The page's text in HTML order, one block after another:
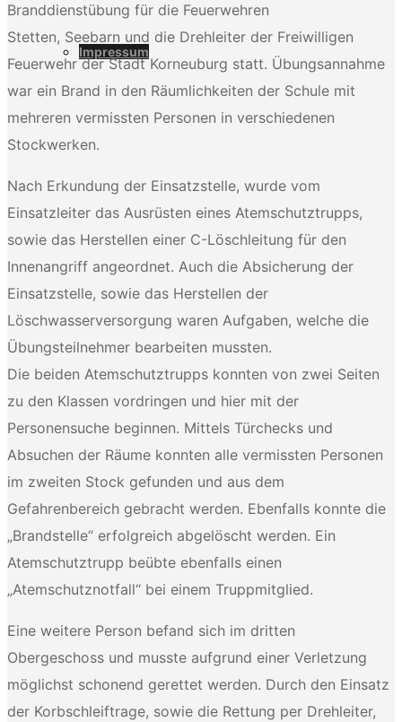
Impressum
Branddienstübung für die Feuerwehren
Stetten, Seebarn und die Drehleiter der Freiwilligen
Feuerwehr der Stadt Korneuburg statt. Übungsannahme
war ein Brand in den Räumlichkeiten der Schule mit
mehreren vermissten Personen in verschiedenen
Stockwerken.
Nach Erkundung der Einsatzstelle, wurde vom
Einsatzleiter das Ausrüsten eines Atemschutztrupps,
sowie das Herstellen einer C-Löschleitung für den
Innenangriff angeordnet. Auch die Absicherung der
Einsatzstelle, sowie das Herstellen der
Löschwasserversorgung waren Aufgaben, welche die
Übungsteilnehmer bearbeiten mussten.
Die beiden Atemschutztrupps konnten von zwei Seiten
zu den Klassen vordringen und hier mit der
Personensuche beginnen. Mittels Türchecks und
Absuchen der Räume konnten alle vermissten Personen
im zweiten Stock gefunden und aus dem
Gefahrenbereich gebracht werden. Ebenfalls konnte die
„Brandstelle“ erfolgreich abgelöscht werden. Ein
Atemschutztrupp beübte ebenfalls einen
„Atemschutznotfall“ bei einem Truppmitglied.
Eine weitere Person befand sich im dritten
Obergeschoss und musste aufgrund einer Verletzung
möglichst schonend gerettet werden. Durch den Einsatz
der Korbschleiftrage, sowie die Rettung per Drehleiter,